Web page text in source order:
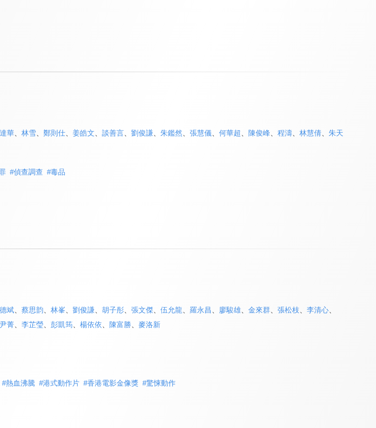
華、 林雪 鄭則仕、 姜皓文 談善言、 劉俊謙、 朱鑑然 張慧儀、 何華超 陳俊峰 程濤、 林慧倩、 朱天
#偵查調查 #毒品
斌、 蔡思韵 林峯 劉俊謙、 胡子彤、 張文傑、 伍允龍 羅永昌 廖駿雄、 金來群、 張松枝 李清心、
菁、 李芷瑩、 彭凱筠、 楊依依 陳富勝 麥洛新
#熱血沸騰 #港式動作片 #香港電影金像獎 #驚悚動作